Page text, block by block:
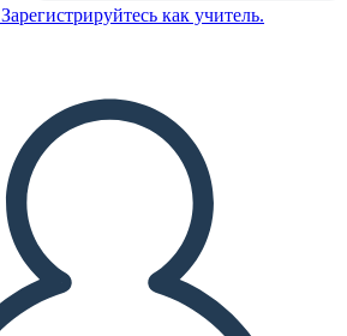
Зарегистрируйтесь как учитель.